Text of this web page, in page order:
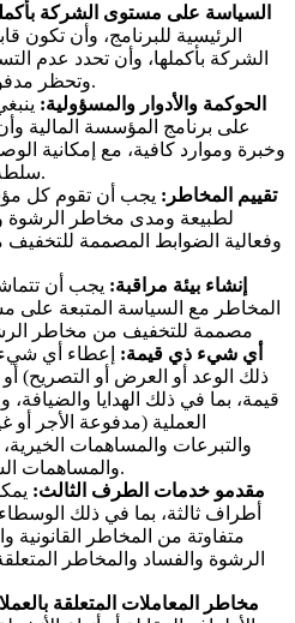
السياسة على مستوى الشركة
الرئيسية للبرنامج، وأن تكون
الشركة بأكملها، وأن تحدد عدم
وتحظر مدفوعات التيسير (القسم 1).
الحوكمة والأدوار والمسؤولية:
على برنامج المؤسسة المالية
وخبرة وموارد كافية، مع إمكانية
سلطة إدارية أخرى (القسم 2).
تقييم المخاطر: يجب أن تقوم كل
لطبيعة ومدى مخاطر الرشوة
وفعالية الضوابط المصممة
إنشاء بيئة مراقبة: يجب أن
المخاطر مع السياسة المتبعة
مصممة للتخفيف من مخاطر
أي شيء ذي قيمة: إعطاء أي
ذلك الوعد أو العرض أو التصريح)
قيمة، بما في ذلك الهدايا والضيافة،
العملية (مدفوعة الأجر أو
والتبرعات والمساهمات
والمساهمات السياسية (القسم 4).
مقدمو خدمات الطرف الثالث:
أطراف ثالثة، بما في ذلك
متفاوتة من المخاطر القانونية
الرشوة والفساد والمخاطر
مخاطر المعاملات المتعلقة